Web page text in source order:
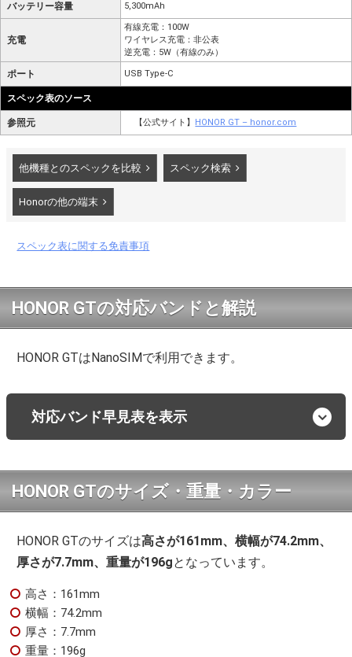
バッテリー容量 5,300mAh
充電
有線充電：100W
ワイヤレス充電：非公表
逆充電：5W（有線のみ）
ポート USB Type-C
スペック表のソース
参照元 【公式サイト】 HONOR GT – honor.com
他機種とのスペックを比較 スペック検索
Honorの他の端末
スペック表に関する免責事項
HONOR GTの対応バンドと解説
HONOR GTはNanoSIMで利用できます。
対応バンド早見表を表示
HONOR GTのサイズ・重量・カラー
HONOR GTのサイズは高さが161mm、横幅が74.2mm、
厚さが7.7mm、重量が196gとなっています。
高さ：161mm
横幅：74.2mm
厚さ：7.7mm
重量：196g